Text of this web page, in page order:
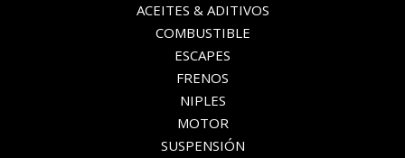
ACEITES & ADITIVOS
COMBUSTIBLE
ESCAPES
FRENOS
NIPLES
MOTOR
SUSPENSIÓN